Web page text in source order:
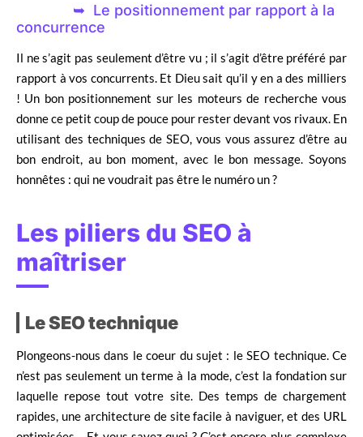
Le positionnement par rapport à la
concurrence
Il ne s’agit pas seulement d’être vu ; il s’agit d’être préféré par
rapport à vos concurrents. Et Dieu sait qu’il y en a des milliers
! Un bon positionnement sur les moteurs de recherche vous
donne ce petit coup de pouce pour rester devant vos rivaux. En
utilisant des techniques de SEO, vous vous assurez d’être au
bon endroit, au bon moment, avec le bon message. Soyons
honnêtes : qui ne voudrait pas être le numéro un ?
Les piliers du SEO à
maîtriser
Le SEO technique
Plongeons-nous dans le coeur du sujet : le SEO technique. Ce
n’est pas seulement un terme à la mode, c’est la fondation sur
laquelle repose tout votre site. Des temps de chargement
rapides, une architecture de site facile à naviguer, et des URL